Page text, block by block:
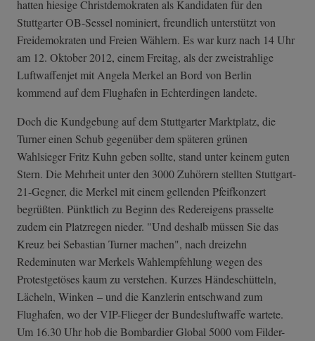
hatten hiesige Christdemokraten als Kandidaten für den
Stuttgarter OB-Sessel nominiert, freundlich unterstützt von
Freidemokraten und Freien Wählern. Es war kurz nach 14 Uhr
am 12. Oktober 2012, einem Freitag, als der zweistrahlige
Luftwaffenjet mit Angela Merkel an Bord von Berlin
kommend auf dem Flughafen in Echterdingen landete.
Doch die Kundgebung auf dem Stuttgarter Marktplatz, die
Turner einen Schub gegenüber dem späteren grünen
Wahlsieger Fritz Kuhn geben sollte, stand unter keinem guten
Stern. Die Mehrheit unter den 3000 Zuhörern stellten Stuttgart-
21-Gegner, die Merkel mit einem gellenden Pfeifkonzert
begrüßten. Pünktlich zu Beginn des Redereigens prasselte
zudem ein Platzregen nieder. "Und deshalb müssen Sie das
Kreuz bei Sebastian Turner machen", nach dreizehn
Redeminuten war Merkels Wahlempfehlung wegen des
Protestgetöses kaum zu verstehen. Kurzes Händeschütteln,
Lächeln, Winken – und die Kanzlerin entschwand zum
Flughafen, wo der VIP-Flieger der Bundesluftwaffe wartete.
Um 16.30 Uhr hob die Bombardier Global 5000 vom Filder-